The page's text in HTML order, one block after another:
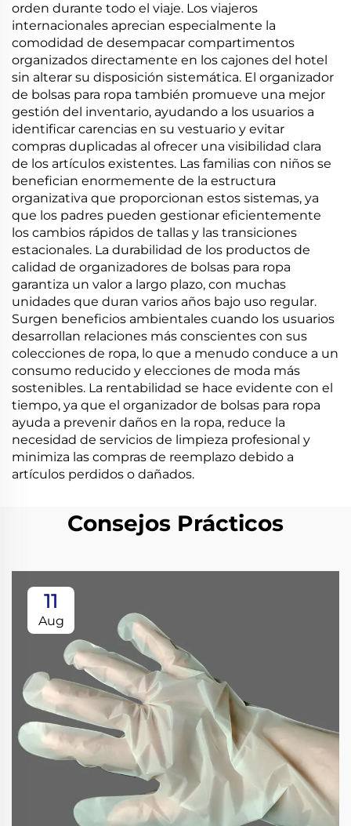
orden durante todo el viaje. Los viajeros
internacionales aprecian especialmente la
comodidad de desempacar compartimentos
organizados directamente en los cajones del hotel
sin alterar su disposición sistemática. El organizador
de bolsas para ropa también promueve una mejor
gestión del inventario, ayudando a los usuarios a
identificar carencias en su vestuario y evitar
compras duplicadas al ofrecer una visibilidad clara
de los artículos existentes. Las familias con niños se
benefician enormemente de la estructura
organizativa que proporcionan estos sistemas, ya
que los padres pueden gestionar eficientemente
los cambios rápidos de tallas y las transiciones
estacionales. La durabilidad de los productos de
calidad de organizadores de bolsas para ropa
garantiza un valor a largo plazo, con muchas
unidades que duran varios años bajo uso regular.
Surgen beneficios ambientales cuando los usuarios
desarrollan relaciones más conscientes con sus
colecciones de ropa, lo que a menudo conduce a un
consumo reducido y elecciones de moda más
sostenibles. La rentabilidad se hace evidente con el
tiempo, ya que el organizador de bolsas para ropa
ayuda a prevenir daños en la ropa, reduce la
necesidad de servicios de limpieza profesional y
minimiza las compras de reemplazo debido a
artículos perdidos o dañados.
Consejos Prácticos
11
Aug